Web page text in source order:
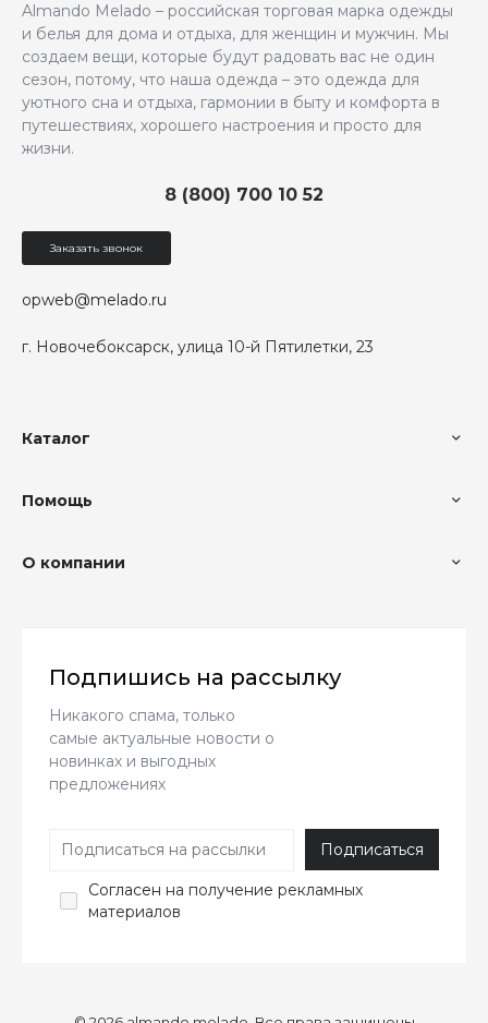
Almando Melado – российская торговая марка одежды
и белья для дома и отдыха, для женщин и мужчин. Мы
создаем вещи, которые будут радовать вас не один
сезон, потому, что наша одежда – это одежда для
уютного сна и отдыха, гармонии в быту и комфорта в
путешествиях, хорошего настроения и просто для
жизни.
г. Новочебоксарск, улица 10-й Пятилетки, 23
8 (800) 700 10 52
opweb@melado.ru
Заказать звонок
Каталог
Помощь
О компании
Подпишись на рассылку
Никакого спама, только
самые актуальные новости о
новинках и выгодных
предложениях
Согласен на получение рекламных
материалов